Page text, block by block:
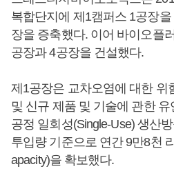
복합단지에 제1캠퍼스 1공장
장을 증축했다. 이어 바이오플
공장과 4공장을 건설했다.
제1공장은 교차오염에 대한 위
및 신규 제품 및 기술에 관한
공정 일회성(Single-Use) 생산
투입량 기준으로 연간 9만8천
apacity)을 확보했다.